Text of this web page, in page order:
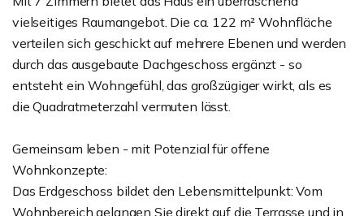
vielseitiges Raumangebot. Die ca. 122 m² Wohnfläche
verteilen sich geschickt auf mehrere Ebenen und werden
durch das ausgebaute Dachgeschoss ergänzt - so
entsteht ein Wohngefühl, das großzügiger wirkt, als es
die Quadratmeterzahl vermuten lässt.
Gemeinsam leben - mit Potenzial für offene
Wohnkonzepte:
Das Erdgeschoss bildet den Lebensmittelpunkt: Vom
Wohnbereich gelangen Sie direkt auf die Terrasse und in